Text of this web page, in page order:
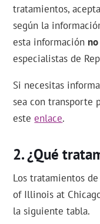
tratamientos,
según la
esta información
especialistas de
Si necesitas
sea con transporte
esteenlace.
¿Qué
Los tratamientos
of Illinois at
la siguiente tabla.